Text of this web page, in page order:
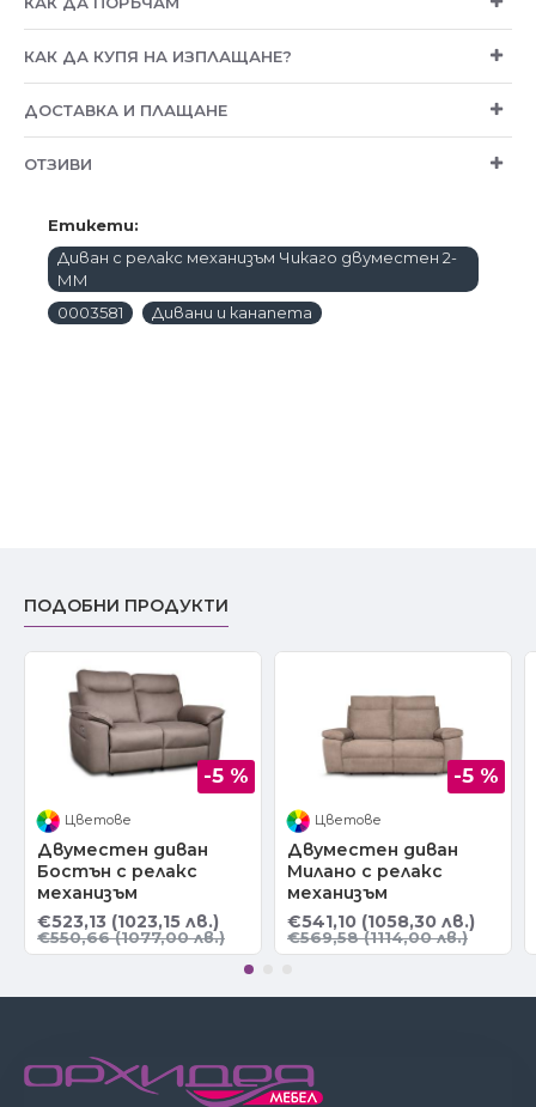
КАК ДА КУПЯ НА ИЗПЛАЩАНЕ?
ДОСТАВКА И ПЛАЩАНЕ
ОТЗИВИ
Етикети:
Диван с релакс механизъм Чикаго двуместен 2-
ММ
0003581
Дивани и канапета
ПОДОБНИ ПРОДУКТИ
-5 %
Цветове
Двуместен диван
Бостън с релакс
механизъм
€523,13 (1023,15 лв.)
€550,66 (1077,00 лв.)
-5 %
Цветове
Двуместен диван
Милано с релакс
механизъм
€541,10 (1058,30 лв.)
€569,58 (1114,00 лв.)